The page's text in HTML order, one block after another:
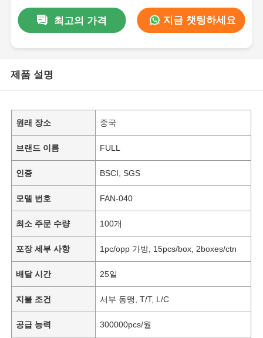
최고의 가격 지금 챗팅하세요
제품 설명
원래 장소 중국
브랜드 이름 FULL
인증 BSCI, SGS
모델 번호 FAN-040
최소 주문 수량 100개
포장 세부 사항 1pc/opp 가방, 15pcs/box, 2boxes/ctn
배달 시간 25일
지불 조건 서부 동맹, T/T, L/C
공급 능력 300000pcs/월